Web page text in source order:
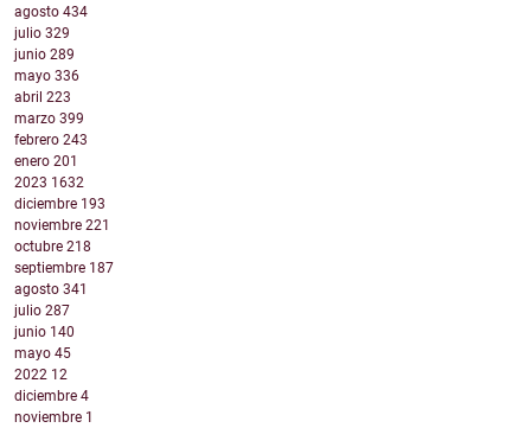
agosto 434
julio 329
junio 289
mayo 336
abril 223
marzo 399
febrero 243
enero 201
2023 1632
diciembre 193
noviembre 221
octubre 218
septiembre 187
agosto 341
julio 287
junio 140
mayo 45
2022 12
diciembre 4
noviembre 1